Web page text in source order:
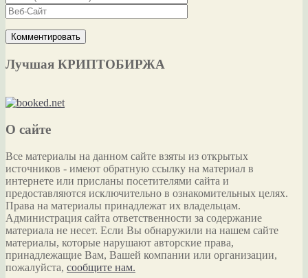
Лучшая КРИПТОБИРЖА
О сайте
Все материалы на данном сайте взяты из открытых
источников - имеют обратную ссылку на материал в
интернете или присланы посетителями сайта и
предоставляются исключительно в ознакомительных целях.
Права на материалы принадлежат их владельцам.
Администрация сайта ответственности за содержание
материала не несет. Если Вы обнаружили на нашем сайте
материалы, которые нарушают авторские права,
принадлежащие Вам, Вашей компании или организации,
пожалуйста, сообщите нам.